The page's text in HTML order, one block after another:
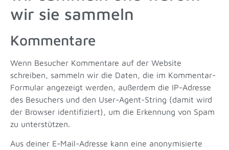
wir sie sammeln
Kommentare
Wenn Besucher Kommentare auf der Website
schreiben, sammeln wir die Daten, die im Kommentar-
Formular angezeigt werden, außerdem die IP-Adresse
des Besuchers und den User-Agent-String (damit wird
der Browser identifiziert), um die Erkennung von Spam
zu unterstützen.
Aus deiner E-Mail-Adresse kann eine anonymisierte